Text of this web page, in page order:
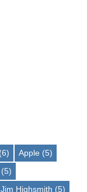
(6) Apple (5)
(5)
Jim Highsmith (5)